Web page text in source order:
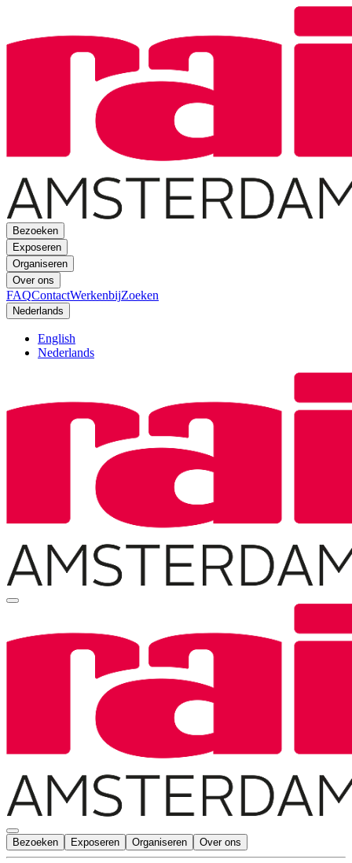
Bezoeken
Exposeren
Organiseren
Over ons
FAQContactWerkenbijZoeken
Nederlands
English
Nederlands
Bezoeken Exposeren Organiseren Over ons